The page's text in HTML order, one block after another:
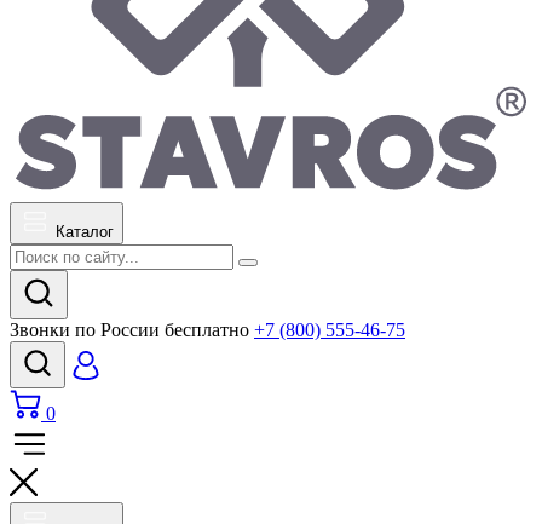
Каталог
Звонки по России бесплатно +7 (800) 555-46-75
0